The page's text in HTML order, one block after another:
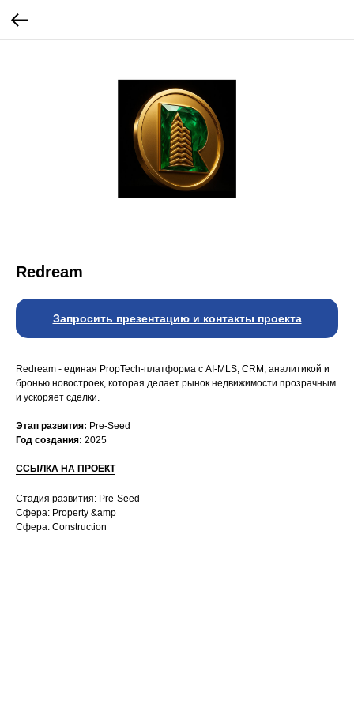
Redream
Запросить презентацию и контакты проекта
Redream - единая PropTech-платформа с AI-MLS, CRM, аналитикой и
бронью новостроек, которая делает рынок недвижимости прозрачным
и ускоряет сделки.
Этап развития: ⁠Pre-Seed
Год создания: 2025
ССЫЛКА НА ПРОЕКТ
Стадия развития: Pre-Seed
Сфера: Property &amp
Сфера: Construction